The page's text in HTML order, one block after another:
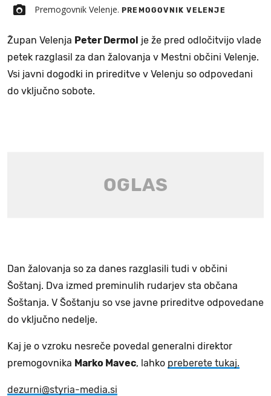
Premogovnik Velenje. PREMOGOVNIK VELENJE
Župan Velenja Peter Dermol je že pred odločitvijo vlade
petek razglasil za dan žalovanja v Mestni občini Velenje.
Vsi javni dogodki in prireditve v Velenju so odpovedani
do vključno sobote.
Dan žalovanja so za danes razglasili tudi v občini
Šoštanj. Dva izmed preminulih rudarjev sta občana
Šoštanja. V Šoštanju so vse javne prireditve odpovedane
do vključno nedelje.
Kaj je o vzroku nesreče povedal generalni direktor
premogovnika Marko Mavec, lahko preberete tukaj.
dezurni@styria-media.si